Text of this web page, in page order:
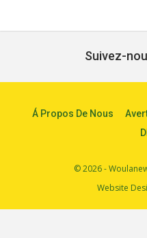
Suivez-
Á Propos De Nous
© 2026 -
Website